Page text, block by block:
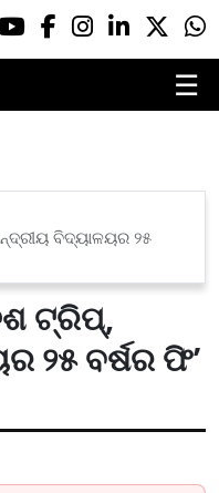
☰
ବିଦ୍ୟାଳୟର ୨୫
ଟ୍ରିପ୍‌‌,
୨୫ ବର୍ଷର ଫି’